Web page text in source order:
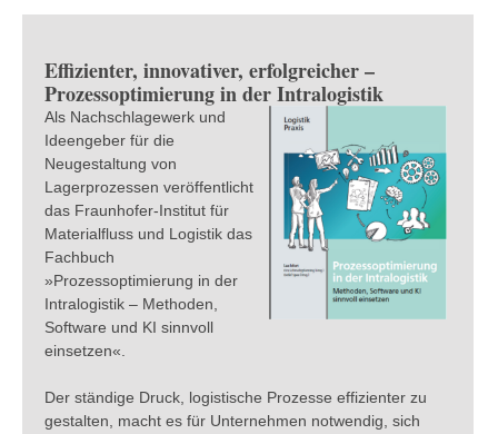
Effizienter, innovativer, erfolgreicher –
Prozessoptimierung in der Intralogistik
Als Nachschlagewerk und
Ideengeber für die
Neugestaltung von
Lagerprozessen veröffentlicht
das Fraunhofer-Institut für
Materialfluss und Logistik das
Fachbuch
»Prozessoptimierung in der
Intralogistik – Methoden,
Software und KI sinnvoll
einsetzen«.
Der ständige Druck, logistische Prozesse effizienter zu
gestalten, macht es für Unternehmen notwendig, sich